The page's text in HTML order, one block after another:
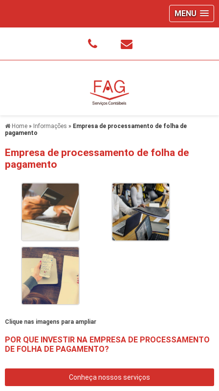
MENU
Home » Informações » Empresa de processamento de folha de
pagamento
Empresa de processamento de folha de
pagamento
Clique nas imagens para ampliar
POR QUE INVESTIR NA EMPRESA DE PROCESSAMENTO
DE FOLHA DE PAGAMENTO?
Conheça nossos serviços